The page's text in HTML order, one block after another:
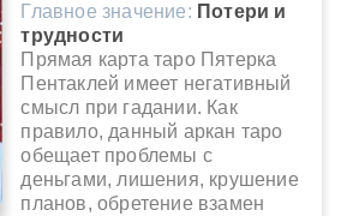
Главное значение: Потери и
трудности
Прямая карта таро Пятерка
Пентаклей имеет негативный
смысл при гадании. Как
правило, данный аркан таро
обещает проблемы с
деньгами, лишения, крушение
планов, обретение взамен